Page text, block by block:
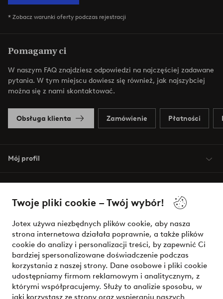
Twoje pliki cookie – Twój wybór!
Jotex używa niezbędnych plików cookie, aby nasza
strona internetowa działała poprawnie, a także plików
cookie do analizy i personalizacji treści, by zapewnić Ci
bardziej spersonalizowane doświadczenie podczas
korzystania z naszej strony. Dane osobowe i pliki cookie
udostępniamy firmom reklamowym i analitycznym, z
którymi współpracujemy. Służy to analizie sposobu, w
jaki korzystasz ze strony oraz wspieraniu naszych
* Zobacz warunki oferty podczas rejestracji
Pomagamy ci
W naszym FAQ znajdziesz odpowiedzi na najczęściej zadawane
pytania. W tym miejscu dowiesz się również, jak najszybciej
można się z nami skontaktować.
Obsługa klienta Zamówienie Płatności
Mój profil
Warunki
Bezpieczne płatności - zapłać teraz lub podziel się